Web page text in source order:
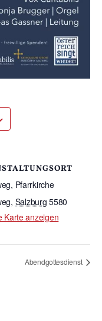
Pfarrkirche
, Salzburg 5580
Karte anzeigen
Abendgottesdienst